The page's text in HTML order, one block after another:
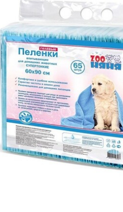
Процедуры
Обследование
Лаборатория
Хирургия
Стоматология